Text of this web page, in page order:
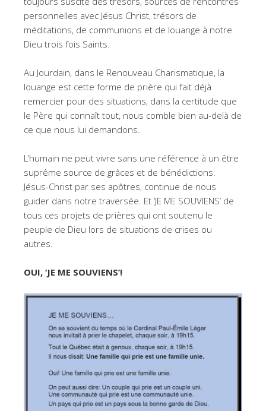
personnelles avec Jésus Christ, trésors de
méditations, de communions et de louange à notre
Dieu trois fois Saints.
Au Jourdain, dans le Renouveau Charismatique, la
louange est cette forme de prière qui fait déjà
remercier pour des situations, dans la certitude que
le Père qui connaît tout, nous comble bien au-delà de
ce que nous lui demandons.
L’humain ne peut vivre sans une référence à un être
suprême source de grâces et de bénédictions.
Jésus-Christ par ses apôtres, continue de nous
guider dans notre traversée. Et ‘JE ME SOUVIENS’ de
tous ces projets de prières qui ont soutenu le
peuple de Dieu lors de situations de crises ou
autres.
OUI, ‘JE ME SOUVIENS’!